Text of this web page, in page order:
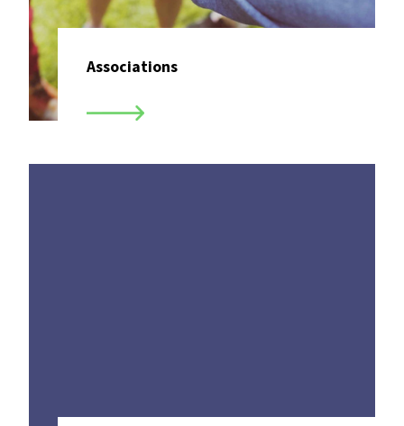
Paiement en ligne
Associations